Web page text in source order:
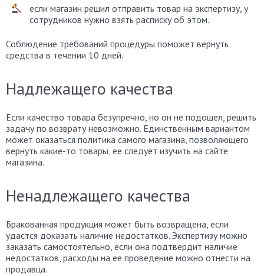
если магазин решил отправить товар на экспертизу, у
сотрудников нужно взять расписку об этом.
Соблюдение требований процедуры поможет вернуть
средства в течении 10 дней.
Надлежащего качества
Если качество товара безупречно, но он не подошел, решить
задачу по возврату невозможно. Единственным вариантом
может оказаться политика самого магазина, позволяющего
вернуть какие-то товары, ее следует изучить на сайте
магазина.
Ненадлежащего качества
Бракованная продукция может быть возвращена, если
удастся доказать наличие недостатков. Экспертизу можно
заказать самостоятельно, если она подтвердит наличие
недостатков, расходы на ее проведение можно отнести на
продавца.